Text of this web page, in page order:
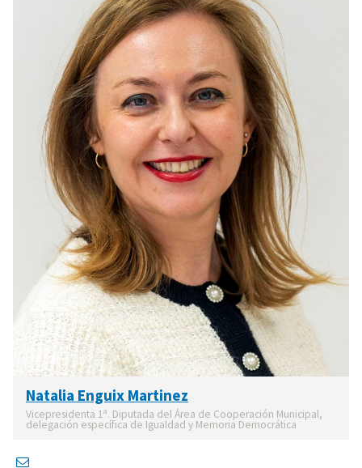
Natalia Enguix Martinez
Vicepresidenta 1ª. Diputada del Área de Cooperación Municipal,
delegación específica de Igualdad y Memoria Democrática